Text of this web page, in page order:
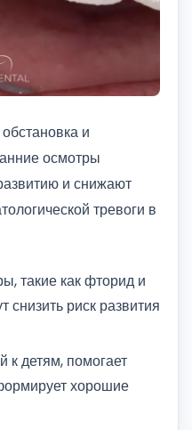
и
осмотры
и снижают
тревоги в
такие как фторид и
снизить риск развития
к детям, помогает
хорошие